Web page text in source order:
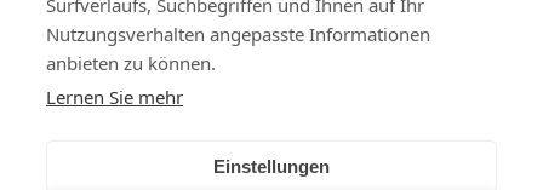
Surfverlaufs, Suchbegriffen und Ihnen auf Ihr
Nutzungsverhalten angepasste Informationen
anbieten zu können.
Lernen Sie mehr
Einstellungen
© All rights reserved. • COSATEQ •Datenschutz